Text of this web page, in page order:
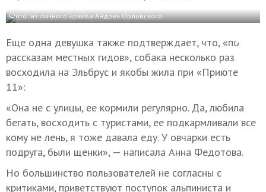
Фото: из личного архива Андрея Орловского
Еще одна девушка также подтверждает, что, «по
рассказам местных гидов», собака несколько раз
восходила на Эльбрус и якобы жила при «Приюте
11»:
«Она не с улицы, ее кормили регулярно. Да, любила
бегать, восходить с туристами, ее подкармливали все
кому не лень, я тоже давала еду. У овчарки есть
подруга, были щенки», — написала Анна Федотова.
Но большинство пользователей не согласны с
критиками, приветствуют поступок альпиниста и